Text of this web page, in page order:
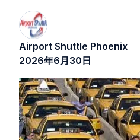
Airport Shuttle Phoenix
2026年6月30日